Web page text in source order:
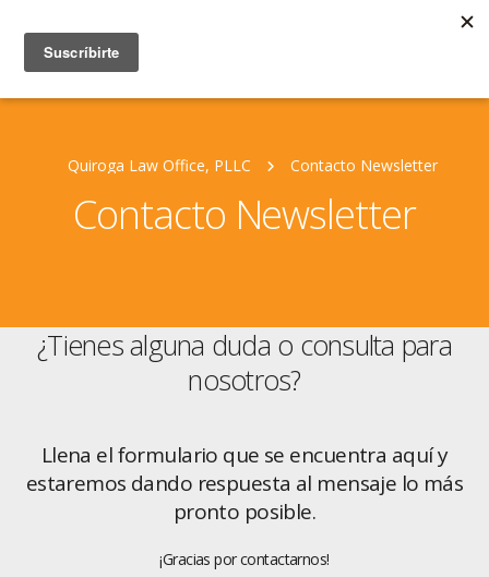
Quiroga Law Office, PLLC Contacto Newsletter
Contacto Newsletter
¿Tienes alguna duda o consulta para
nosotros?
Llena el formulario que se encuentra aquí y
estaremos dando respuesta al mensaje lo más
pronto posible.
¡Gracias por contactarnos!